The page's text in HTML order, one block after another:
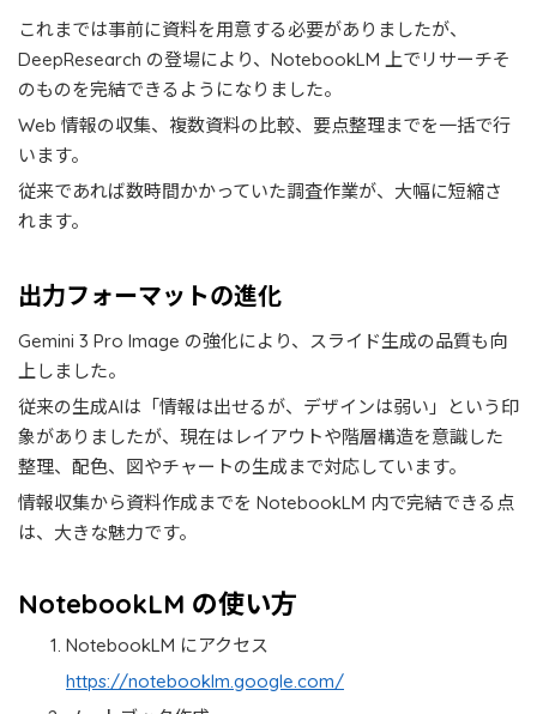
これまでは事前に資料を用意する必要がありましたが、
DeepResearch の登場により、NotebookLM 上でリサーチそ
のものを完結できるようになりました。
Web 情報の収集、複数資料の比較、要点整理までを一括で行
います。
従来であれば数時間かかっていた調査作業が、大幅に短縮さ
れます。
出力フォーマットの進化
Gemini 3 Pro Image の強化により、スライド生成の品質も向
上しました。
従来の生成AIは「情報は出せるが、デザインは弱い」という印
象がありましたが、現在はレイアウトや階層構造を意識した
整理、配色、図やチャートの生成まで対応しています。
情報収集から資料作成までを NotebookLM 内で完結できる点
は、大きな魅力です。
NotebookLM の使い方
NotebookLM にアクセス
https://notebooklm.google.com/